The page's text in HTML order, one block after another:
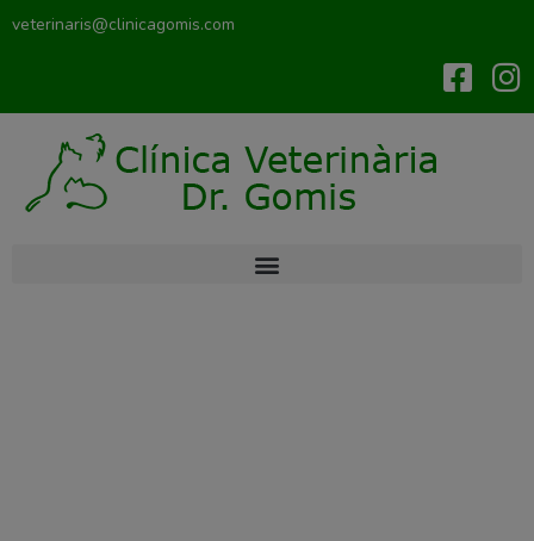
veterinaris@clinicagomis.com